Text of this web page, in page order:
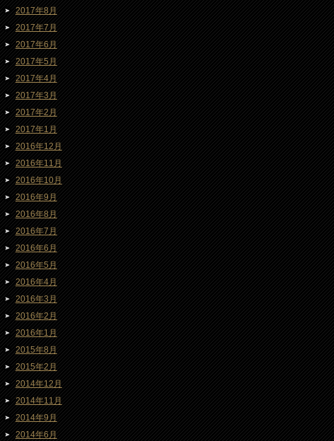
2017年8月
2017年7月
2017年6月
2017年5月
2017年4月
2017年3月
2017年2月
2017年1月
2016年12月
2016年11月
2016年10月
2016年9月
2016年8月
2016年7月
2016年6月
2016年5月
2016年4月
2016年3月
2016年2月
2016年1月
2015年8月
2015年2月
2014年12月
2014年11月
2014年9月
2014年6月